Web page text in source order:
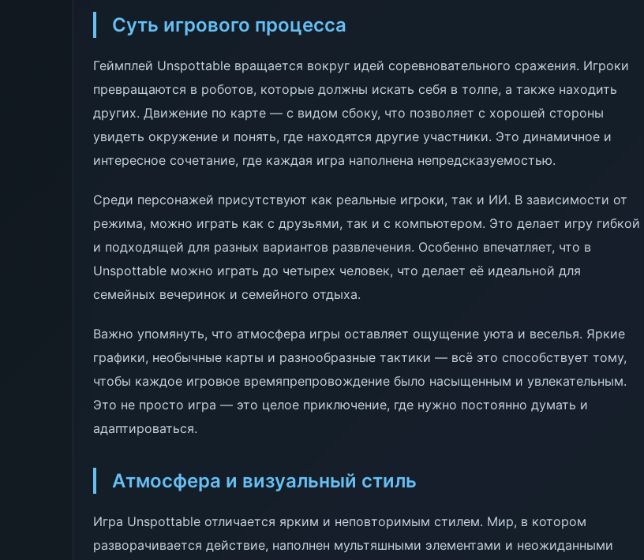
Суть игрового процесса
Геймплей Unspottable вращается вокруг идей соревновательного сражения. Игроки
превращаются в роботов, которые должны искать себя в толпе, а также находить
других. Движение по карте — с видом сбоку, что позволяет с хорошей стороны
увидеть окружение и понять, где находятся другие участники. Это динамичное и
интересное сочетание, где каждая игра наполнена непредсказуемостью.
Среди персонажей присутствуют как реальные игроки, так и ИИ. В зависимости от
режима, можно играть как с друзьями, так и с компьютером. Это делает игру гибкой
и подходящей для разных вариантов развлечения. Особенно впечатляет, что в
Unspottable можно играть до четырех человек, что делает её идеальной для
семейных вечеринок и семейного отдыха.
Важно упомянуть, что атмосфера игры оставляет ощущение уюта и веселья. Яркие
графики, необычные карты и разнообразные тактики — всё это способствует тому,
чтобы каждое игровюе времяпрепровождение было насыщенным и увлекательным.
Это не просто игра — это целое приключение, где нужно постоянно думать и
адаптироваться.
Атмосфера и визуальный стиль
Игра Unspottable отличается ярким и неповторимым стилем. Мир, в котором
разворачивается действие, наполнен мультяшными элементами и неожиданными